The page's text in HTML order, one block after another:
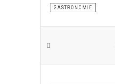
GASTRONOMIE